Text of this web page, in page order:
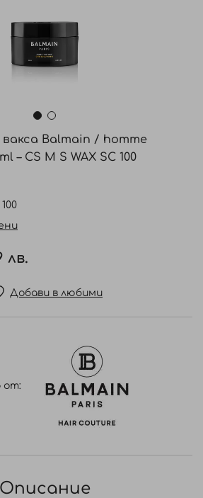
Balmain / homme
– CS M S WAX SC 100
лв.
Добави в любими
от:
Описание